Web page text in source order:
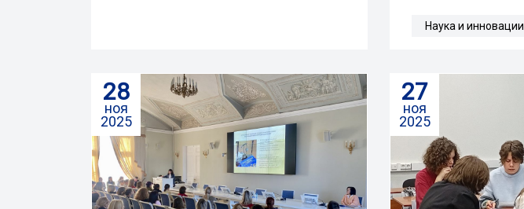
Наука и инновации
28
ноя
2025
27
ноя
2025